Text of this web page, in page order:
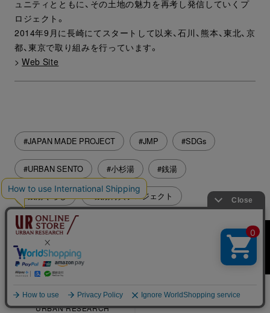
BRAND
ュニティとともに、その土地の魅力を再考し発信していくプ
ロジェクト。
2014年9月に長崎にてスタートして以来、石川、熊本、東北、京
都、東京で取り組みを行っています。
>Web Site
#JAPAN MADE PROJECT #JMP #SDGs
#URBAN SENTO #小杉湯 #銭湯
#銭湯ぐらし #銭湯再興プロジェクト
SHARE
FASHION
NEXUSVII. ×
EXCLUSIVELY FOR
URBAN RESEARCH
LIFE STYLE&BEAUTY
後編＞